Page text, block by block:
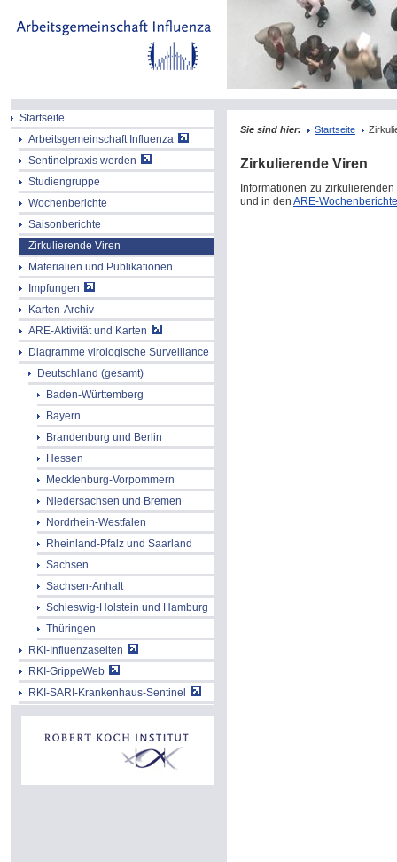
Startseite
Arbeitsgemeinschaft Influenza
Sentinelpraxis werden
Studiengruppe
Wochenberichte
Saisonberichte
Zirkulierende Viren
Materialien und Publikationen
Impfungen
Karten-Archiv
ARE-Aktivität und Karten
Diagramme virologische Surveillance
Deutschland (gesamt)
Baden-Württemberg
Bayern
Brandenburg und Berlin
Hessen
Mecklenburg-Vorpommern
Niedersachsen und Bremen
Nordrhein-Westfalen
Rheinland-Pfalz und Saarland
Sachsen
Sachsen-Anhalt
Schleswig-Holstein und Hamburg
Thüringen
RKI-Influenzaseiten
RKI-GrippeWeb
RKI-SARI-Krankenhaus-Sentinel
Sie sind hier: Startseite
Zirkulierende Viren
Informationen zu
und in den ARE-